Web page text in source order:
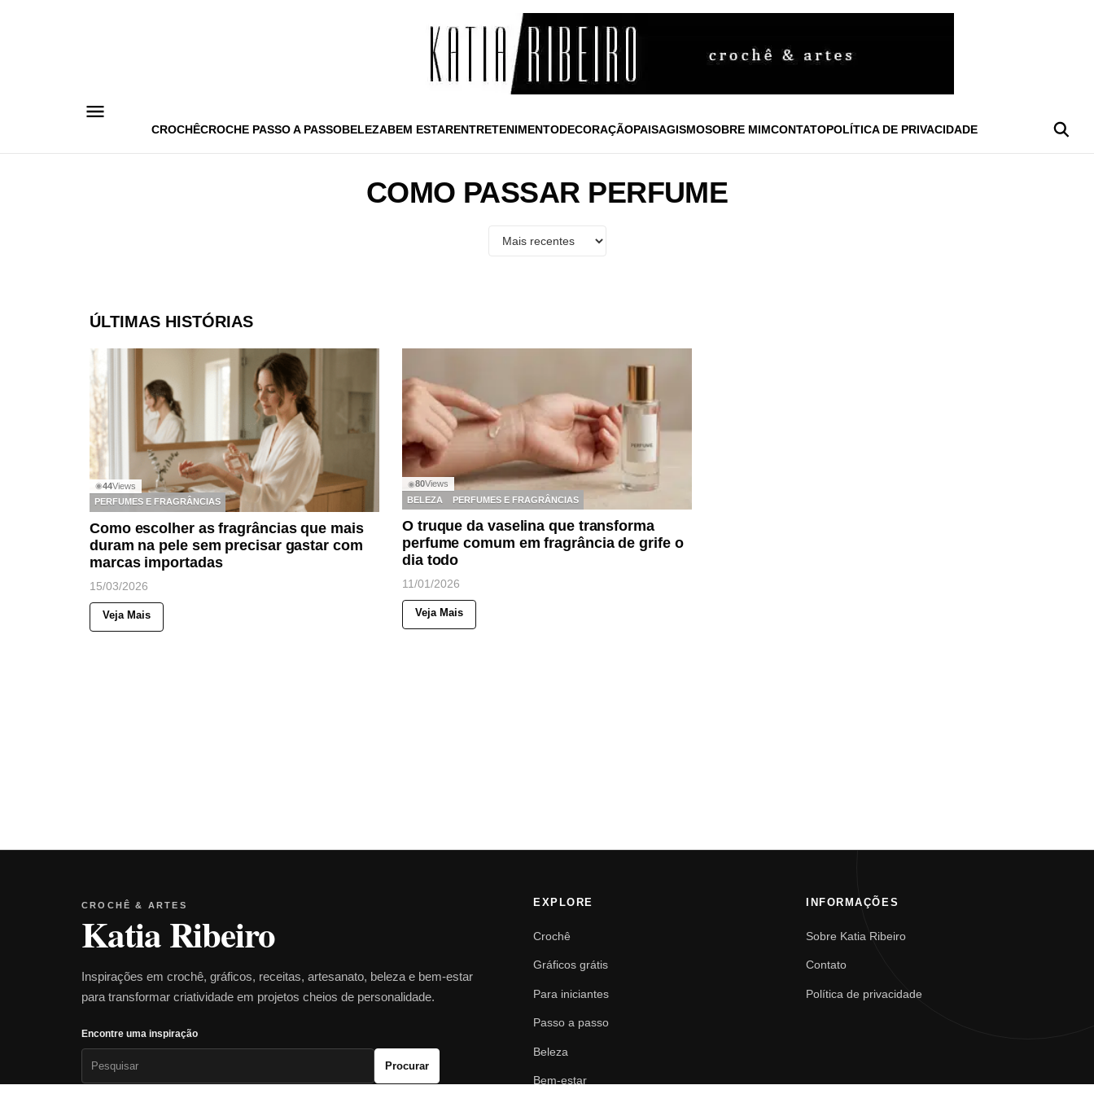
CROCHÊCROCHE PASSO A PASSOBELEZABEM ESTARENTRETENIMENTODECORAÇÃOPAISAGISMOSOBRE MIMCONTATOPOLÍTICA DE PRIVACIDADE
COMO PASSAR PERFUME
ÚLTIMAS HISTÓRIAS
◉44Views
PERFUMES E FRAGRÂNCIAS
Como escolher as fragrâncias que mais
duram na pele sem precisar gastar com
marcas importadas
15/03/2026
Veja Mais
◉80Views
BELEZA
PERFUMES E FRAGRÂNCIAS
O truque da vaselina que transforma
perfume comum em fragrância de grife o
dia todo
11/01/2026
Veja Mais
CROCHÊ & ARTES
Katia Ribeiro
Inspirações em crochê, gráficos, receitas, artesanato, beleza e bem-estar
para transformar criatividade em projetos cheios de personalidade.
Encontre uma inspiração
Procurar
EXPLORE
Crochê
Gráficos grátis
Para iniciantes
Passo a passo
Beleza
Bem-estar
INFORMAÇÕES
Sobre Katia Ribeiro
Contato
Política de privacidade